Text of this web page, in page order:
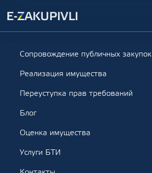
Сопровождение публичных закупок
Реализация имущества
Переуступка прав требований
Блог
Оценка имущества
Услуги БТИ